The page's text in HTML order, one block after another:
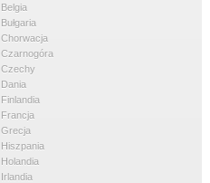
Belgia
Bułgaria
Chorwacja
Czarnogóra
Czechy
Dania
Finlandia
Francja
Grecja
Hiszpania
Holandia
Irlandia